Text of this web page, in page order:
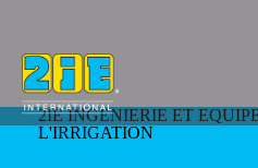
2IE INGENIERIE ET
L'IRRIGATION